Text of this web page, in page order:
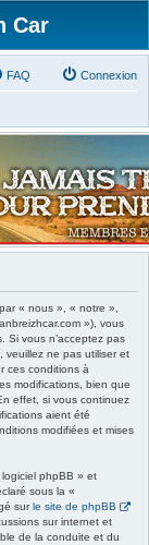
Car
FAQ Connexion
« nous », « notre »,
»), vous
Si vous n’acceptez pas
veuillez ne pas utiliser et
ces conditions à
modifications, bien que
effet, si vous continuez
aient été
modifiées et mises
phpBB » et
sous la «
surle site de phpBB
sur internet et
de la conduite et du